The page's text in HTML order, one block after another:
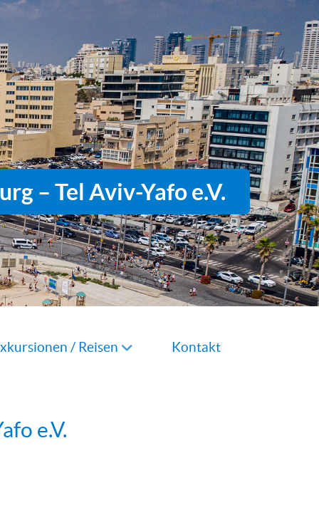
– Tel Aviv-Yafo e.V.
/ Reisen Kontakt
e.V.